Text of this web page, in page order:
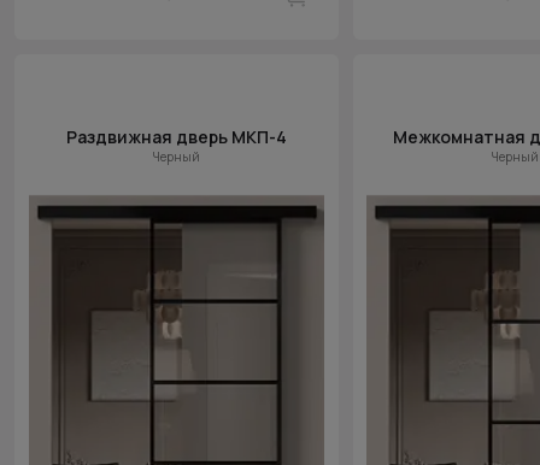
Раздвижная дверь МКП-4
Черный
Межкомнатная
Черный